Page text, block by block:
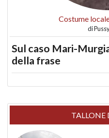
Costume
di
Sul caso Mari-
della frase
TALLONE